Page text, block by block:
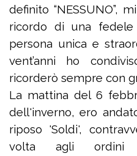
definito “NESSUNO”,
ricordo di una
persona unica e
vent’anni ho
ricorderò sempre con
La mattina del 6
dell'inverno, ero
riposo 'Soldi',
volta agli ordini